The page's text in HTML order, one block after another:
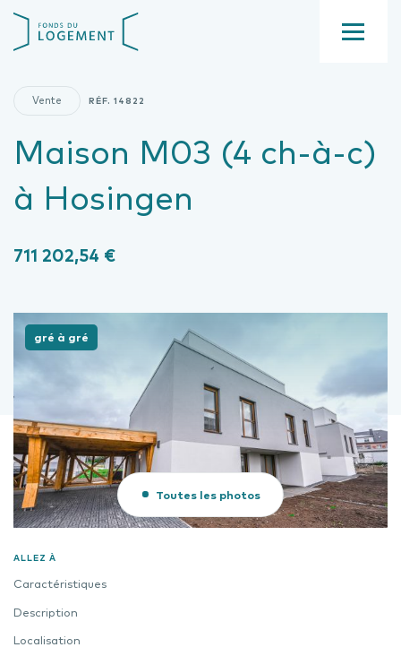
contenu
Maison M03 (4 ch-à-c)
à Hosingen
Vente RÉF.14822
711 202,54 €
Toutes les photos
gré à gré
ALLEZ À
Caractéristiques
Description
Localisation